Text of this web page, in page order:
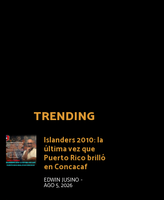
TRENDING
Islanders 2010: la
última vez que
Puerto Rico brilló
en Concacaf
EDWIN JUSINO -
AGO 5, 2026